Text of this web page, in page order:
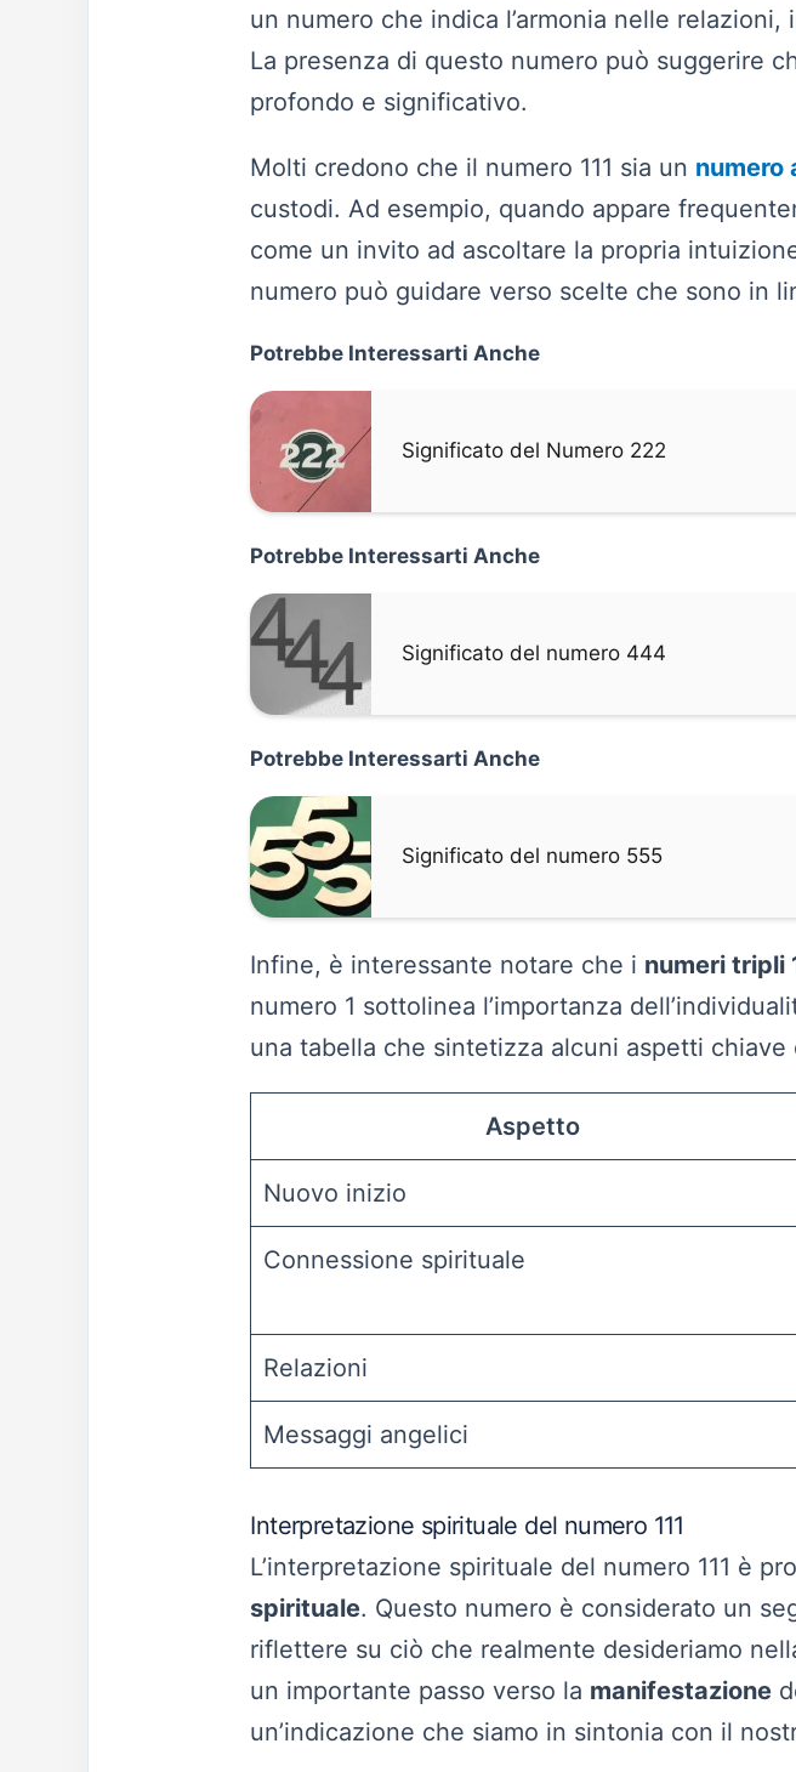
un numero che indica l’armonia nelle
La presenza di questo numero può suggerire
profondo e significativo.
Molti credono che il numero 111 sia un numero
custodi. Ad esempio, quando appare
come un invito ad ascoltare la propria
numero può guidare verso scelte che sono in
Potrebbe Interessarti Anche
Significato del Numero 222
Potrebbe Interessarti Anche
Significato del numero 444
Potrebbe Interessarti Anche
Significato del numero 555
Infine, è interessante notare che i numeri tripli
numero 1 sottolinea l’importanza
una tabella che sintetizza alcuni aspetti chiave
Aspetto
Nuovo inizio
Connessione spirituale
Relazioni
Messaggi angelici
Interpretazione spirituale del numero 111
L’interpretazione spirituale del numero 111 è
spirituale. Questo numero è considerato un
riflettere su ciò che realmente desideriamo
un importante passo verso la manifestazione
un’indicazione che siamo in sintonia con il